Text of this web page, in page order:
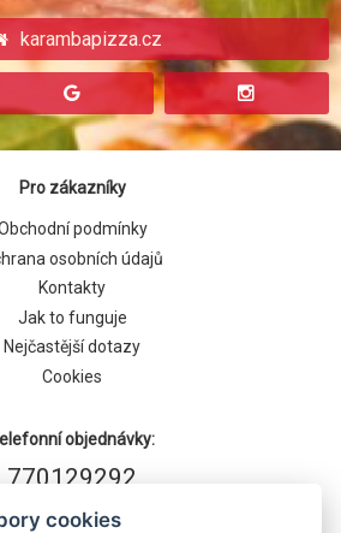
karambapizza.cz
Pro zákazníky
podmínky
osobních údajů
Kontakty
Jak to funguje
Nejčastější dotazy
Cookies
objednávky:
770129292
cookies